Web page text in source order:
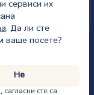
Србије
• Сајт ажуриран: 07.
сервиси их
. Да ли сте
ваше посете?
Не
сте са